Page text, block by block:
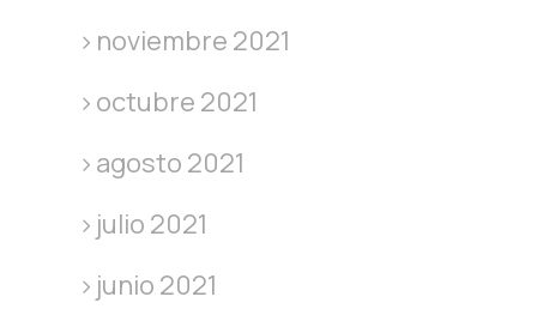
noviembre 2021
octubre 2021
agosto 2021
julio 2021
junio 2021